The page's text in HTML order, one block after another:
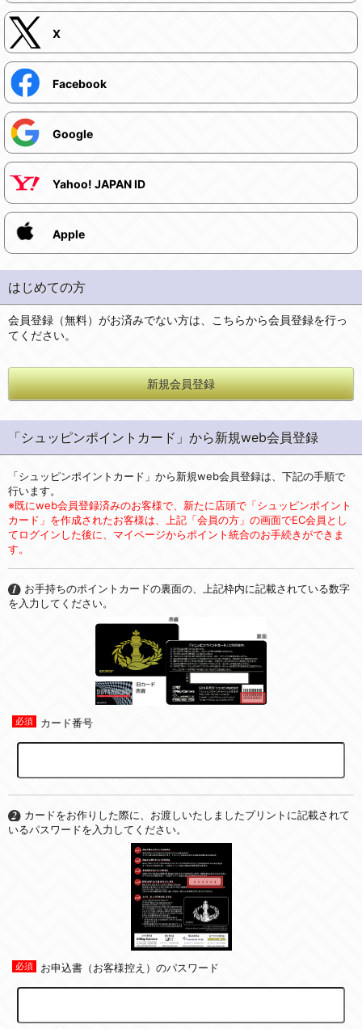
X
Facebook
Google
Yahoo! JAPAN ID
Apple
はじめての方
会員登録（無料）がお済みでない方は、こちらから会員登録を行っ
てください。
新規会員登録
「シュッピンポイントカード」から新規web会員登録
「シュッピンポイントカード」から新規web会員登録は、下記の手順で
行います。
※既にweb会員登録済みのお客様で、新たに店頭で「シュッピンポイント
カード」を作成されたお客様は、上記「会員の方」の画面でEC会員とし
てログインした後に、マイページからポイント統合のお手続きができま
す。
お手持ちのポイントカードの裏面の、上記枠内に記載されている数字
を入力してください。
カード番号
カードをお作りした際に、お渡しいたしましたプリントに記載されて
いるパスワードを入力してください。
お申込書（お客様控え）のパスワード